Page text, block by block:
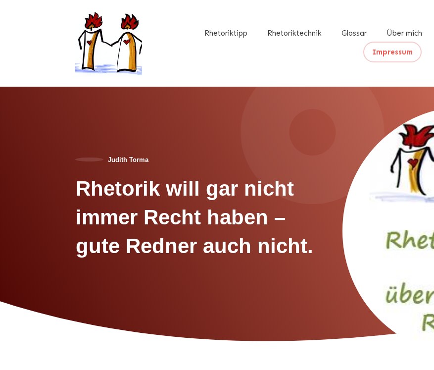
Rhetoriktipp Rhetoriktechnik Glossar Über mich
Impressum
Judith Torma
Rhetorik will gar nicht
immer Recht haben –
gute Redner auch nicht.